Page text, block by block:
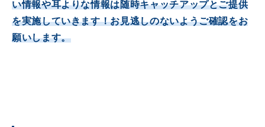
い情報や耳よりな情報は随時キャッチアップとご提供
を実施していきます！お見逃しのないようご確認をお
願いします。